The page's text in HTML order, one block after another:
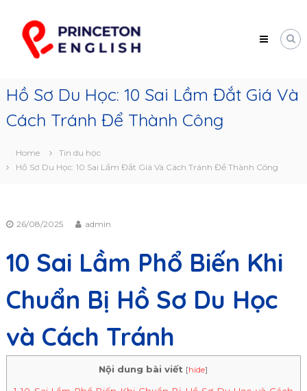
contentEnglish
Trung
du
Mỹ
Hồ Sơ Du Học: 10 Sai Lầm Đắt Giá Và
Cách Tránh Để Thành Công
Home
Tin du học
Hồ Sơ Du Học: 10 Sai Lầm Đắt Giá Và Cách Tránh Để Thành Công
26/08/2025 admin
10 Sai Lầm Phổ Biến Khi
Chuẩn Bị Hồ Sơ Du Học
và Cách Tránh
Nội dung bài viết [hide]